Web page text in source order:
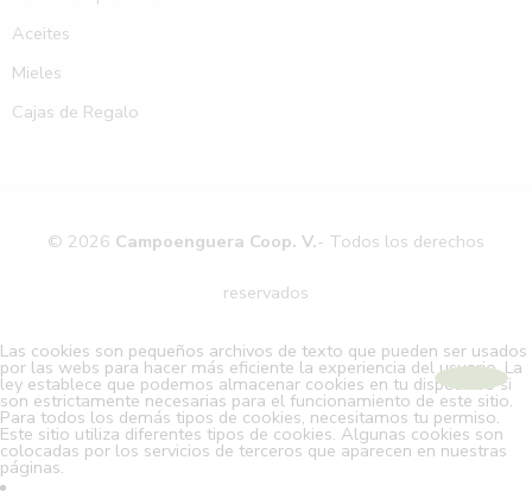
Aceites
Mieles
Cajas de Regalo
© 2026 Campoenguera Coop. V.- Todos los derechos
reservados
Las cookies son pequeños archivos de texto que pueden ser usados
por las webs para hacer más eficiente la experiencia del usuario. La
ley establece que podemos almacenar cookies en tu dispositivo si
son estrictamente necesarias para el funcionamiento de este sitio.
Para todos los demás tipos de cookies, necesitamos tu permiso.
Este sitio utiliza diferentes tipos de cookies. Algunas cookies son
colocadas por los servicios de terceros que aparecen en nuestras
páginas.